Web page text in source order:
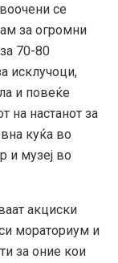
се
за огромни
70-80
исклучоци,
и повеќе
на настанот за
куќа во
и музеј во
акциски
мораториум и
за оние кои